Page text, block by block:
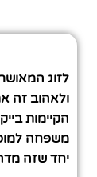
לזוג
ולאהוב זה
הקיימות
משפחה
יחד שזה